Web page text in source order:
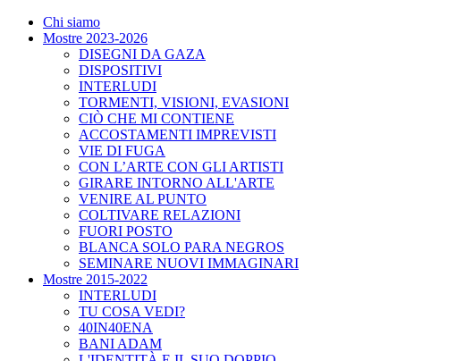
Chi siamo
Mostre 2023-2026
DISEGNI DA GAZA
DISPOSITIVI
INTERLUDI
TORMENTI, VISIONI, EVASIONI
CIÒ CHE MI CONTIENE
ACCOSTAMENTI IMPREVISTI
VIE DI FUGA
CON L’ARTE CON GLI ARTISTI
GIRARE INTORNO ALL'ARTE
VENIRE AL PUNTO
COLTIVARE RELAZIONI
FUORI POSTO
BLANCA SOLO PARA NEGROS
SEMINARE NUOVI IMMAGINARI
Mostre 2015-2022
INTERLUDI
TU COSA VEDI?
40IN40ENA
BANI ADAM